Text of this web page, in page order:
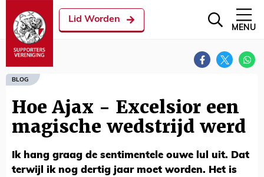
Lid Worden
MENU
BLOG
Hoe Ajax - Excelsior een
magische wedstrijd werd
Ik hang graag de sentimentele ouwe lul uit. Dat
terwijl ik nog dertig jaar moet worden. Het is